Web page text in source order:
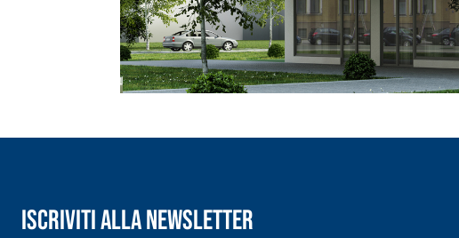
Iscriviti alla newsletter